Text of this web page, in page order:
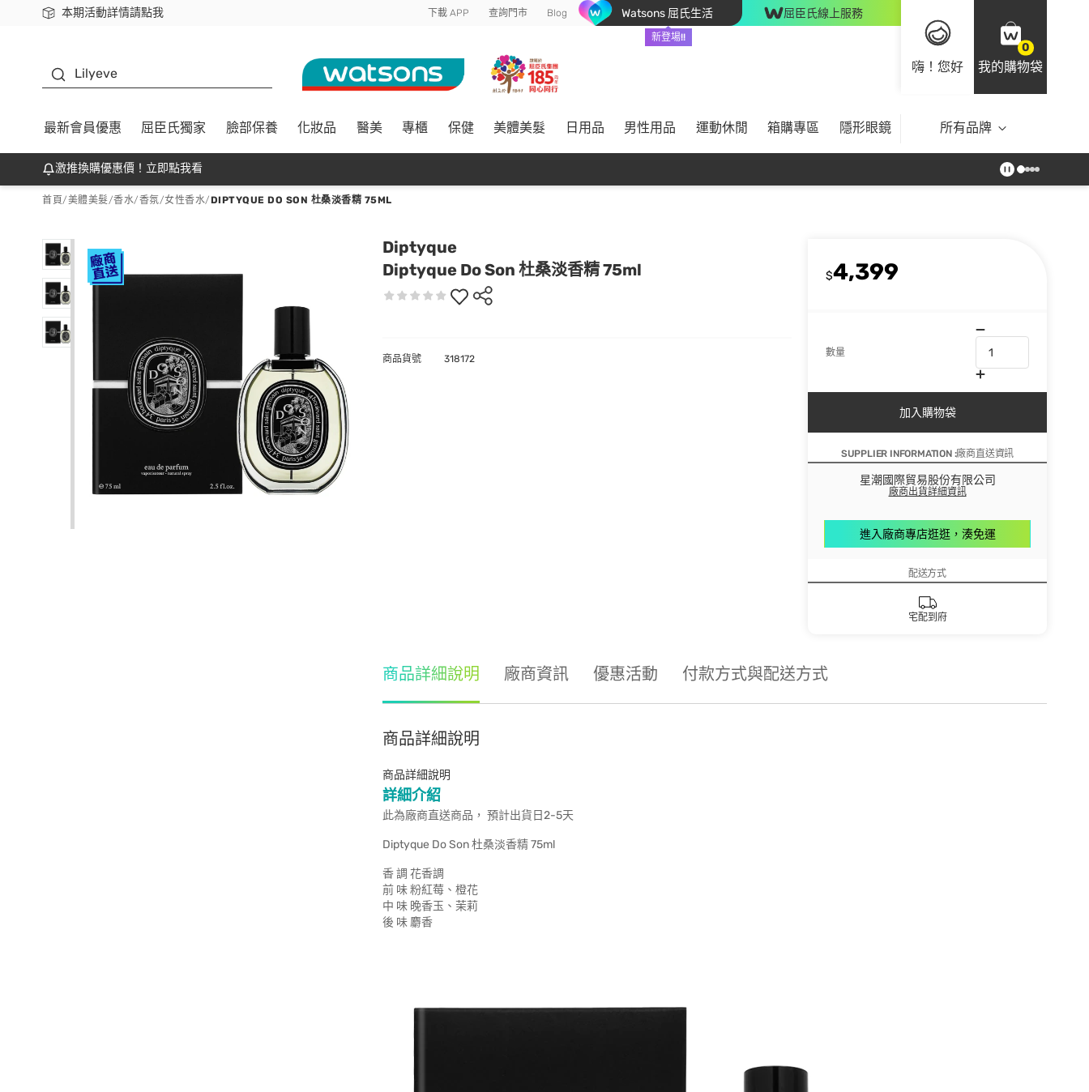
本期活動詳情請點我
下載app最高回饋$350 下載 APP 查詢門市 Blog Watsons 屈氏生活
新登場!!
屈臣氏線上服務
嗨！您好
0
我的購物袋
Lilyeve
最新會員優惠 屈臣氏獨家 臉部保養 化妝品 醫美 專櫃 保健 美體美髮 日用品 男性用品 運動休閒 箱購專區 隱形眼鏡 所有品牌
激推換購優惠價！立即點我看
首頁/美體美髮/香水/香氛/女性香水/DIPTYQUE DO SON 杜桑淡香精 75ML
Diptyque
Diptyque Do Son 杜桑淡香精 75ml
$4,399
數量
加入購物袋
SUPPLIER INFORMATION :廠商直送資訊
星潮國際貿易股份有限公司
廠商出貨詳細資訊
進入廠商專店逛逛，湊免運
配送方式
宅配到府
商品貨號 318172
商品詳細說明 廠商資訊 優惠活動 付款方式與配送方式
商品詳細說明
商品詳細說明
詳細介紹
此為廠商直送商品， 預計出貨日2-5天
Diptyque Do Son 杜桑淡香精 75ml
香 調 花香調
前 味 粉紅莓、橙花
中 味 晚香玉、茉莉
後 味 麝香